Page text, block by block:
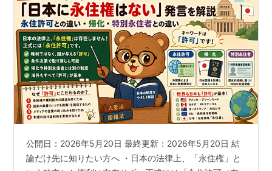
公開日：2026年5月20日 最終更新：2026年5月20日 結
論だけ先に知りたい方へ ・日本の法律上、「永住権」と